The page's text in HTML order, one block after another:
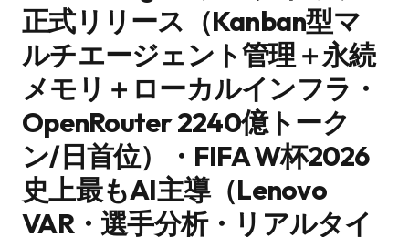
正式リリース（Kanban型マ
ルチエージェント管理＋永続
メモリ＋ローカルインフラ・
OpenRouter 2240億トーク
ン/日首位）・FIFA W杯2026
史上最もAI主導（Lenovo
VAR・選手分析・リアルタイ